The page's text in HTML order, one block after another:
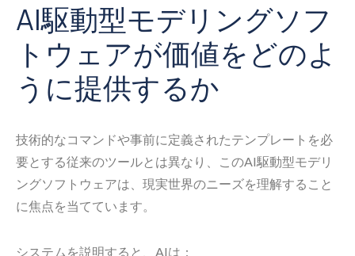
AI駆動型モデリングソフ
トウェアが価値をどのよ
うに提供するか
技術的なコマンドや事前に定義されたテンプレートを必
要とする従来のツールとは異なり、このAI駆動型モデリ
ングソフトウェアは、現実世界のニーズを理解すること
に焦点を当てています。
システムを説明すると、AIは：